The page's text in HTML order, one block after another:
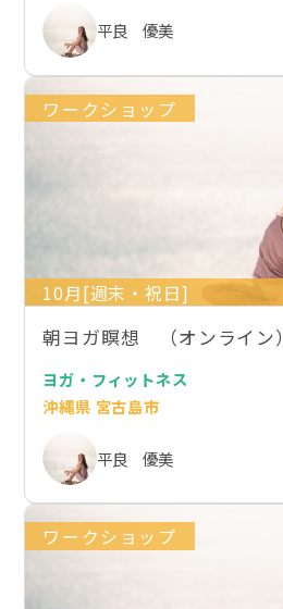
平良 優美
ワークショップ
10月[週末・祝日]
朝ヨガ瞑想 （オンライン）
ヨガ・フィットネス
沖縄県 宮古島市
平良 優美
ワークショップ